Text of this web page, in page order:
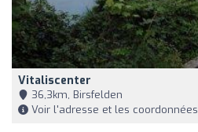
Vitaliscenter
36,3km, Birsfelden
Voir l'adresse et les coordonnées